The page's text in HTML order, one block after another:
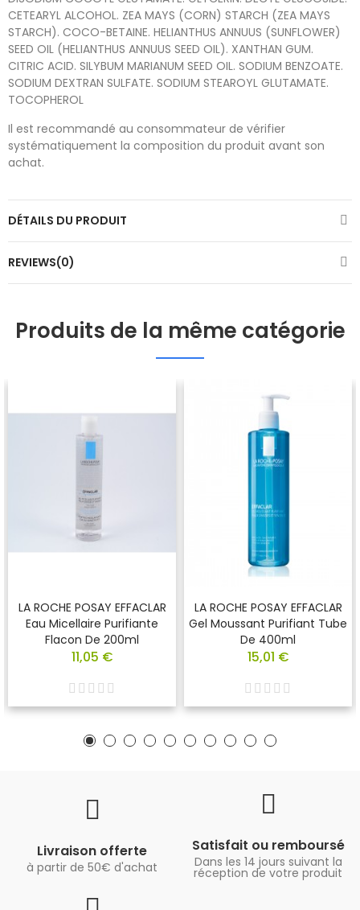
CETEARYL ALCOHOL. ZEA MAYS (CORN) STARCH (ZEA MAYS
STARCH). COCO-BETAINE. HELIANTHUS ANNUUS (SUNFLOWER)
SEED OIL (HELIANTHUS ANNUUS SEED OIL). XANTHAN GUM.
CITRIC ACID. SILYBUM MARIANUM SEED OIL. SODIUM BENZOATE.
SODIUM DEXTRAN SULFATE. SODIUM STEAROYL GLUTAMATE.
TOCOPHEROL
Il est recommandé au consommateur de vérifier
systématiquement la composition du produit avant son
achat.
DÉTAILS DU PRODUIT
REVIEWS(0)
Produits de la même catégorie
LA ROCHE POSAY EFFACLAR
Eau Micellaire Purifiante
Flacon De 200ml
11,05 €
LA ROCHE POSAY EFFACLAR
Gel Moussant Purifiant Tube
De 400ml
15,01 €
Livraison offerte
à partir de 50€ d'achat
Satisfait ou remboursé
Dans les 14 jours suivant la
réception de votre produit